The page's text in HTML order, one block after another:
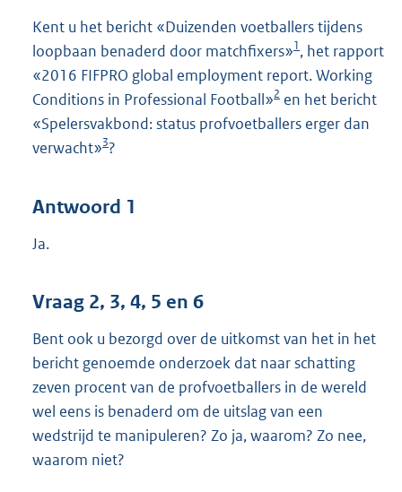
Kent u het bericht «Duizenden voetballers tijdens
loopbaan benaderd door matchfixers»1, het rapport
«2016 FIFPRO global employment report. Working
Conditions in Professional Football»2 en het bericht
«Spelersvakbond: status profvoetballers erger dan
verwacht»3?
Antwoord 1
Ja.
Vraag 2, 3, 4, 5 en 6
Bent ook u bezorgd over de uitkomst van het in het
bericht genoemde onderzoek dat naar schatting
zeven procent van de profvoetballers in de wereld
wel eens is benaderd om de uitslag van een
wedstrijd te manipuleren? Zo ja, waarom? Zo nee,
waarom niet?